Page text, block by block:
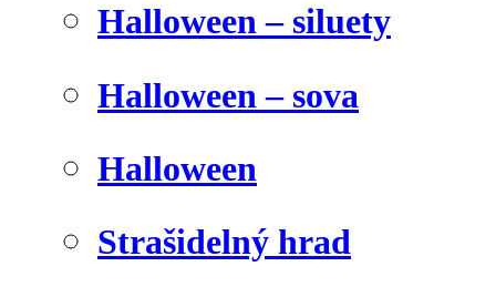
Halloween – siluety
Halloween – sova
Halloween
Strašidelný hrad